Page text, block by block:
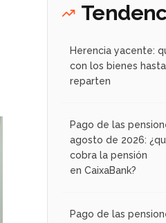
Herencia yacente:
con los bienes
reparten
Pago de las
agosto de 2026:
cobra la pensión
en CaixaBank?
Pago de las